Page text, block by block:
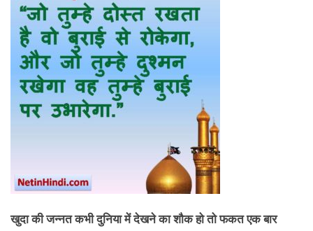
खुदा की जन्नत कभी दुनिया में देखने का शौक हो तो फकत एक बार